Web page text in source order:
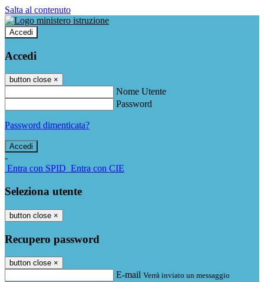
Salta al contenuto
Accedi
Accedi
button close ×
Nome Utente
Password
Password dimenticata?
-
Entra con SPID Entra con CIE
Seleziona utente
button close ×
Recupero password
button close ×
E-mail Verrà inviato un messaggio